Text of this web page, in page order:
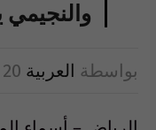
والنجيمي
بواسطة العربية 20 يونيو 2007